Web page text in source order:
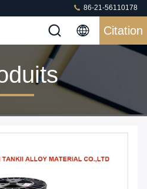
86-21-56110178
Citation